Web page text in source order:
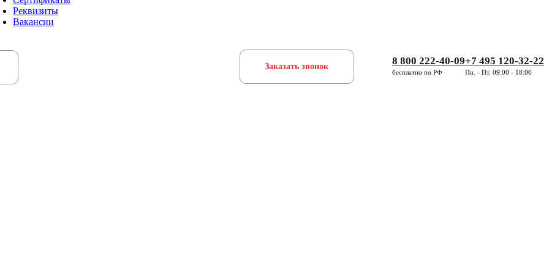
Реквизиты
Вакансии
Заказать звонок 8 800 222-40-09
бесплатно по РФ
+7 495 120-32-22
Пн. - Пт. 09:00 - 18:00